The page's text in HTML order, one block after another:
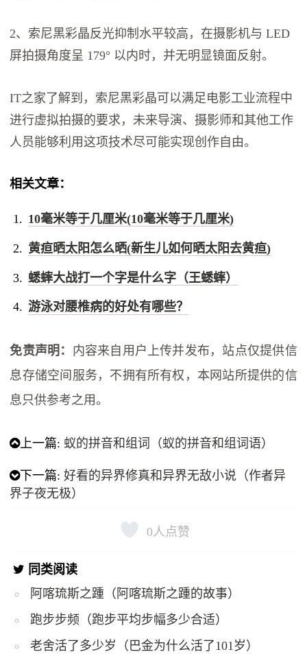
2、索尼黑彩晶反光抑制水平较高，在摄影机与 LED
屏拍摄角度呈 179° 以内时，并无明显镜面反射。
IT之家了解到，索尼黑彩晶可以满足电影工业流程中
进行虚拟拍摄的要求，未来导演、摄影师和其他工作
人员能够利用这项技术尽可能实现创作自由。
相关文章：
10毫米等于几厘米(10毫米等于几厘米)
黄疸晒太阳怎么晒(新生儿如何晒太阳去黄疸)
蟋蟀大战打一个字是什么字（王蟋蟀）
游泳对腰椎病的好处有哪些？
免责声明： 内容来自用户上传并发布，站点仅提供信
息存储空间服务，不拥有所有权，本网站所提供的信
息只供参考之用。
上一篇: 蚁的拼音和组词（蚁的拼音和组词语）
下一篇:好看的异界修真和异界无敌小说（作者异
界子夜无极）
0 人点赞
同类阅读
阿喀琉斯之踵（阿喀琉斯之踵的故事）
跑步步频（跑步平均步幅多少合适）
老舍活了多少岁（巴金为什么活了101岁）